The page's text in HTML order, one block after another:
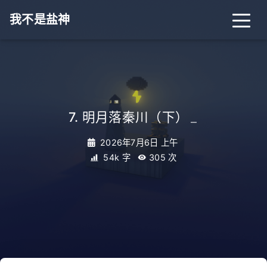
我不是盐神
7. 明月落秦川（下）
2026年7月6日 上午
54k 字
305 次